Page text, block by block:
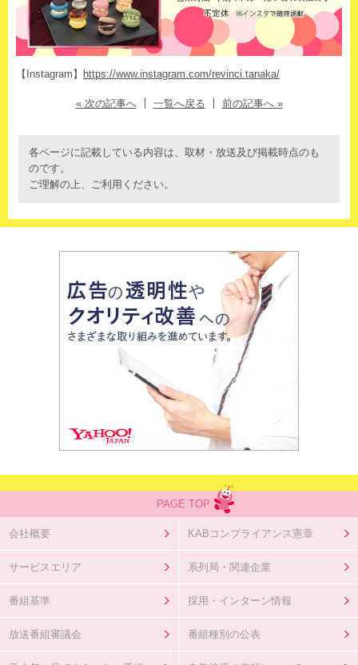
【Instagram】 https://www.instagram.com/revinci.tanaka/
« 次の記事へ 一覧へ戻る 前の記事へ »
各ページに記載している内容は、取材・放送及び掲載時点のも
のです。
ご理解の上、ご利用ください。
PAGE TOP
会社概要 KABコンプライアンス憲章
サービスエリア 系列局・関連企業
番組基準 採用・インターン情報
放送番組審議会 番組種別の公表